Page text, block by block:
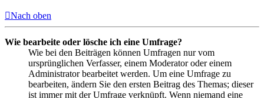
Nach oben
Wie bearbeite oder lösche ich eine Umfrage?
Wie bei den Beiträgen können Umfragen nur vom
ursprünglichen Verfasser, einem Moderator oder einem
Administrator bearbeitet werden. Um eine Umfrage zu
bearbeiten, ändern Sie den ersten Beitrag des Themas; dieser
ist immer mit der Umfrage verknüpft. Wenn niemand eine